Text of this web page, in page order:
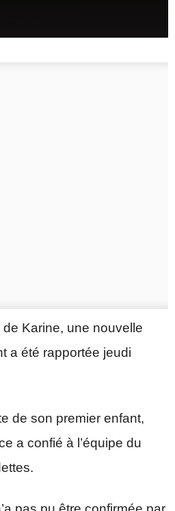
de Karine, une nouvelle
a été rapportée jeudi
de son premier enfant,
a confié à l’équipe du